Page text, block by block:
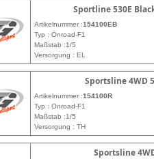
Sportline 530E
Artikelnummer :154100EB
Typ : Onroad-F1
Maßstab :1/5
Versorgung : EL
Sportsline 4WD
Artikelnummer :154100R
Typ : Onroad-F1
Maßstab :1/5
Versorgung : TH
Sportsline